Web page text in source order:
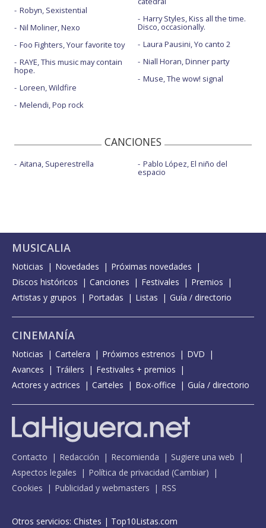
Robyn, Sexistential
Nil Moliner, Nexo
Foo Fighters, Your favorite toy
RAYE, This music may contain
hope.
Loreen, Wildfire
Melendi, Pop rock
Harry Styles, Kiss all the time.
Disco, occasionally.
Laura Pausini, Yo canto 2
Niall Horan, Dinner party
Muse, The wow! signal
CANCIONES
Aitana, Superestrella Pablo López, El niño del
espacio
MUSICALIA
Noticias Novedades
Próximas novedades
Discos históricos
Canciones Festivales
Premios
Artistas y grupos
Portadas Listas Guía / directorio
CINEMANÍA
Noticias Cartelera Próximos estrenos
DVD
Avances
Tráilers
Festivales + premios
Actores y actrices
Carteles Box-office Guía / directorio
Contacto Redacción Recomienda
Sugiere una web
Aspectos legales
Política de privacidad (Cambiar)
Cookies
Publicidad y webmasters RSS
Otros servicios: Chistes | Top10Listas.com